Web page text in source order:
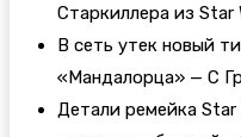
Старкиллера из Star
В сеть утек новый
«Мандалорца» — С
Детали ремейка